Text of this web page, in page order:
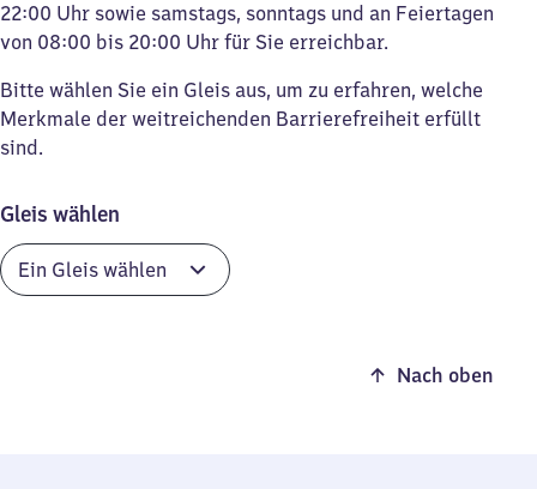
22:00 Uhr sowie samstags, sonntags und an Feiertagen
von 08:00 bis 20:00 Uhr für Sie erreichbar.
Bitte wählen Sie ein Gleis aus, um zu erfahren, welche
Merkmale der weitreichenden Barrierefreiheit erfüllt
sind.
Gleis wählen
Nach oben